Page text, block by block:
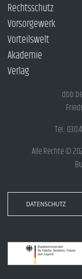
Rechtsschutz
Vorsorgewerk
Vorteilswelt
Akademie
Verlag
dbb
Tel.:
Alle Rechte ©
DATENSCHUTZ